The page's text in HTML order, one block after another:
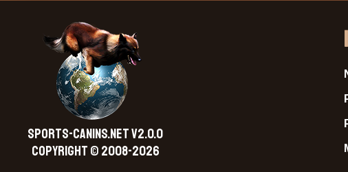
SPORTS-CANINS.NET V2.0.0
Copyright © 2008-2026